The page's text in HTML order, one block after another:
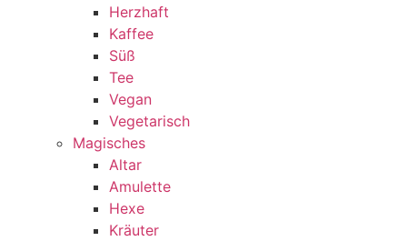
Herzhaft
Kaffee
Süß
Tee
Vegan
Vegetarisch
Magisches
Altar
Amulette
Hexe
Kräuter